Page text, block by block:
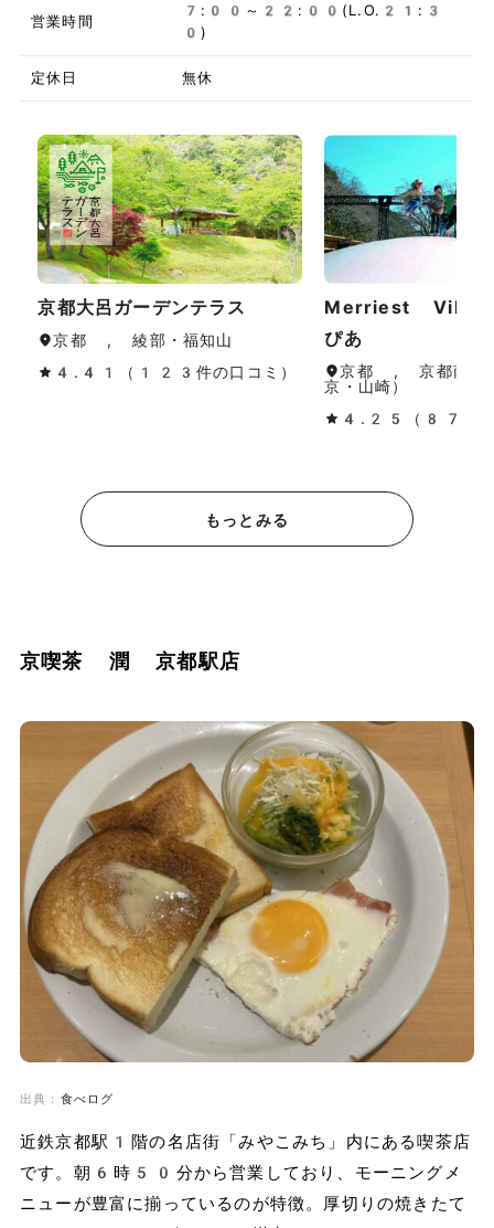
営業時間
7:00～22:00(L.O.21:3
0)
定休日 無休
京都大呂ガーデンテラス
京都 , 綾部・福知山
4.41（123件の口コミ）
Merriest
ぴあ
京都 , 京都南部
京・山崎）
4.25（87件の
もっとみる
京喫茶 潤 京都駅店
出典： 食べログ
近鉄京都駅1階の名店街「みやこみち」内にある喫茶店
です。朝6時50分から営業しており、モーニングメ
ニューが豊富に揃っているのが特徴。厚切りの焼きたて